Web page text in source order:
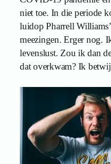
niet toe. In die periode
luidop Pharrell
meezingen. Erger nog.
levenslust. Zou ik dan
dat overkwam? Ik